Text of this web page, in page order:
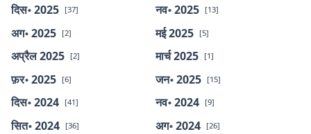
दिस॰ 2025 [37] नव॰ 2025 [13]
अग॰ 2025 [2] मई 2025 [5]
अप्रैल 2025 [2] मार्च 2025 [1]
फ़र॰ 2025 [6] जन॰ 2025 [15]
दिस॰ 2024 [41] नव॰ 2024 [9]
सित॰ 2024 [36] अग॰ 2024 [26]